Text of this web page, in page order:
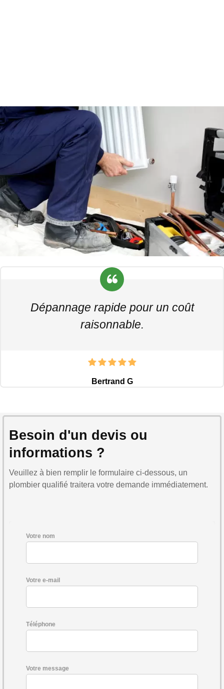
Dépannage rapide pour un coût
raisonnable.
Bertrand G
Besoin d'un devis ou
informations ?
Veuillez à bien remplir le formulaire ci-dessous, un
plombier qualifié traitera votre demande immédiatement.
Votre nom
Votre e-mail
Téléphone
Votre message